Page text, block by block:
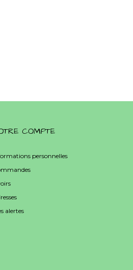
COMPTE
personnelles
alertes